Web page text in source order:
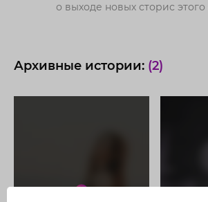
о выходе новых сторис этого
Архивные истории: (2)
Получите доступ к архивным